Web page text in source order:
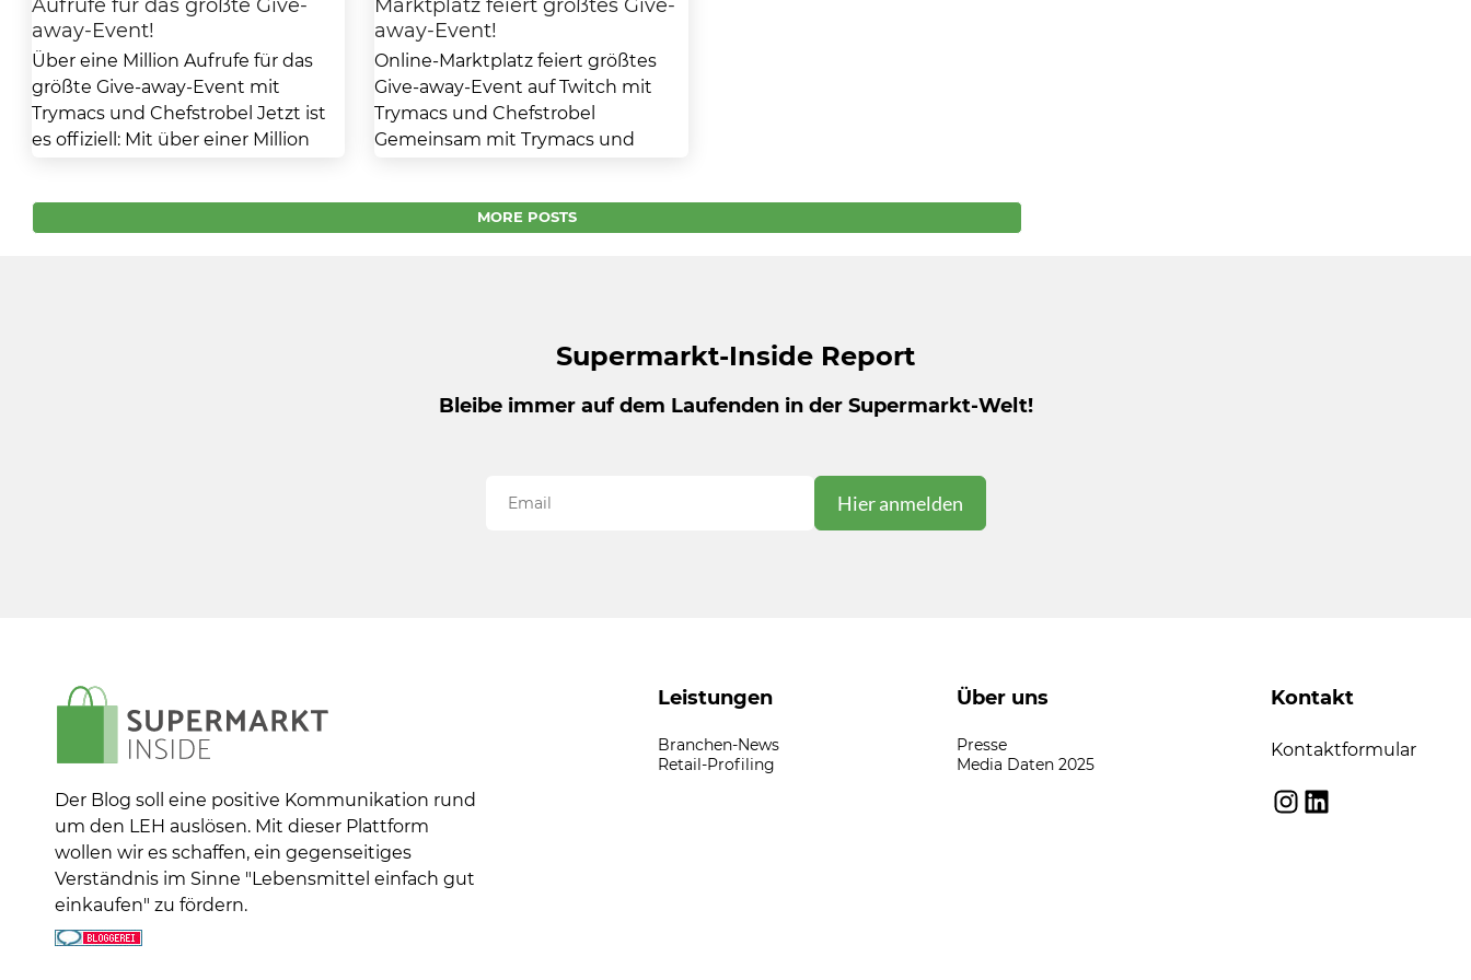
away-Event!
Über eine Million Aufrufe für das
größte Give-away-Event mit
Trymacs und Chefstrobel Jetzt ist
es offiziell: Mit über einer Million
away-Event!
Online-Marktplatz feiert größtes
Give-away-Event auf Twitch mit
Trymacs und Chefstrobel
Gemeinsam mit Trymacs und
MORE POSTS
Supermarkt-Inside Report
Bleibe immer auf dem Laufenden in der Supermarkt-Welt!
Der Blog soll eine positive Kommunikation rund
um den LEH auslösen. Mit dieser Plattform
wollen wir es schaffen, ein gegenseitiges
Verständnis im Sinne "Lebensmittel einfach gut
einkaufen" zu fördern.
Leistungen
Branchen-News
Retail-Profiling
Über uns
Presse
Media Daten 2025
Kontakt
Kontaktformular
Instagram
LinkedIn